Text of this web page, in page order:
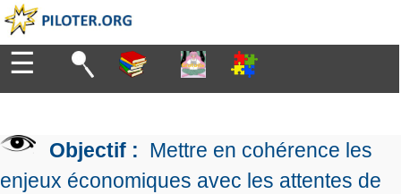
Diriger
de
l'entreprise
Organiser
Manager
☰
Objectif : Mettre en cohérence les
enjeux économiques avec les attentes de